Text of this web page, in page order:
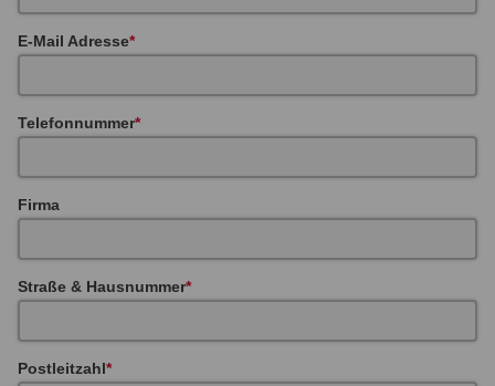
E-Mail Adresse
Telefonnummer
Firma
Straße & Hausnummer
Postleitzahl